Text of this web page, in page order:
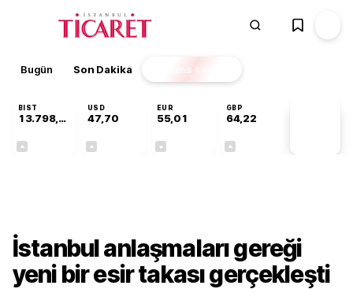
Bugün Son Dakika Finans EKSTRA
BIST
13.798,82
USD
47,70
EUR
55,01
GBP
64,22
İstanbul anlaşmaları gereği
yeni bir esir takası gerçekleşti